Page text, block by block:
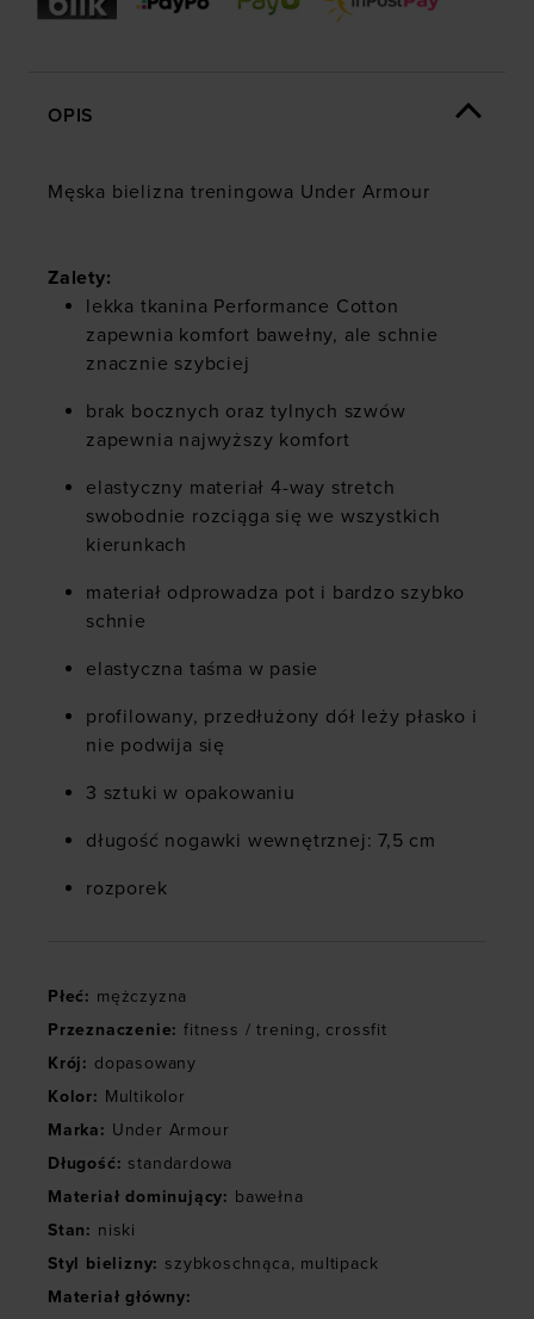
OPIS
Męska bielizna treningowa Under Armour
Zalety:
lekka tkanina Performance Cotton
zapewnia komfort bawełny, ale schnie
znacznie szybciej
brak bocznych oraz tylnych szwów
zapewnia najwyższy komfort
elastyczny materiał 4-way stretch
swobodnie rozciąga się we wszystkich
kierunkach
materiał odprowadza pot i bardzo szybko
schnie
elastyczna taśma w pasie
profilowany, przedłużony dół leży płasko i
nie podwija się
3 sztuki w opakowaniu
długość nogawki wewnętrznej: 7,5 cm
rozporek
Płeć: mężczyzna
Przeznaczenie: fitness / trening, crossfit
Krój: dopasowany
Kolor: Multikolor
Marka: Under Armour
Długość: standardowa
Materiał dominujący: bawełna
Stan: niski
Styl bielizny: szybkoschnąca, multipack
Materiał główny: